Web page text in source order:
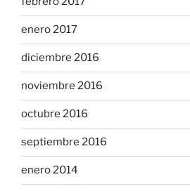
enero 2017
diciembre 2016
noviembre 2016
octubre 2016
septiembre 2016
enero 2014